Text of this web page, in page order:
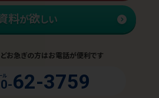
料が欲しい
お急ぎの方はお電話が便利です
ル 62-3759